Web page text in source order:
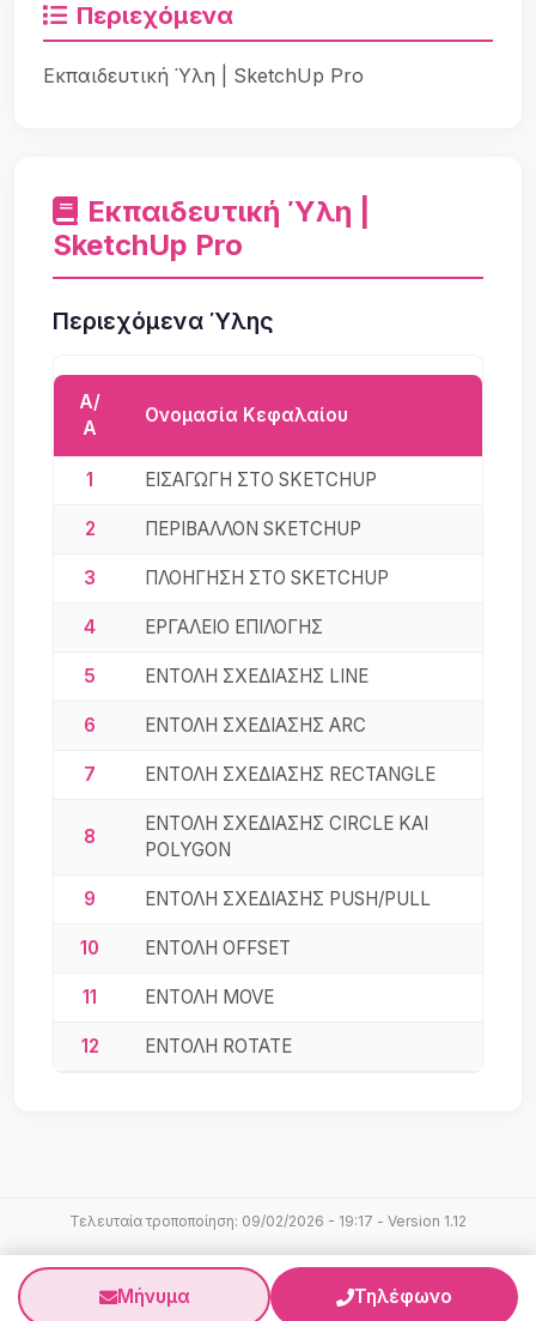
Μήνυμα Τηλέφωνο
Περιεχόμενα
Εκπαιδευτική Ύλη | SketchUp Pro
Εκπαιδευτική Ύλη |
SketchUp Pro
Περιεχόμενα Ύλης
Α/
Α
Ονομασία Κεφαλαίου
1 ΕΙΣΑΓΩΓΗ ΣΤΟ SKETCHUP
2 ΠΕΡΙΒΑΛΛΟΝ SΚETCHUP
3 ΠΛΟΗΓΗΣΗ ΣΤΟ SKETCHUP
4 ΕΡΓΑΛΕΙΟ ΕΠΙΛΟΓΗΣ
5 ΕΝΤΟΛΗ ΣΧΕΔΙΑΣΗΣ LINE
6 ΕΝΤΟΛΗ ΣΧΕΔΙΑΣΗΣ ARC
7 ΕΝΤΟΛΗ ΣΧΕΔΙΑΣΗΣ RECTANGLE
8
ΕΝΤΟΛΗ ΣΧΕΔΙΑΣΗΣ CIRCLE ΚΑΙ
POLYGON
9 ΕΝΤΟΛΗ ΣΧΕΔΙΑΣΗΣ PUSH/PULL
10 ΕΝΤΟΛΗ OFFSET
11 ΕΝΤΟΛΗ MOVE
12 ΕΝΤΟΛΗ ROTATE
ΕΡΓΑΛΕΙΟ ΑΦΑΙΡΕΣΗΣ SUBTRACT
Τελευταία τροποποίηση: 09/02/2026 - 19:17 - Version 1.12